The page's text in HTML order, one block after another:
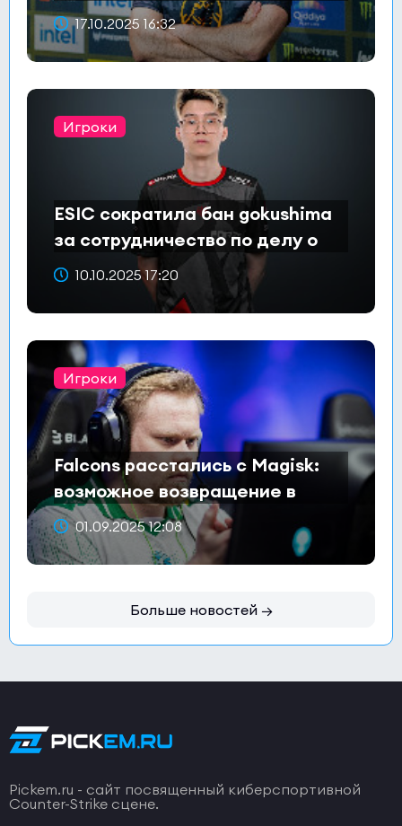
агентом
17.10.2025 16:32
Игроки
ESIC сократила бан gokushima
за сотрудничество по делу о
договорных матчах
10.10.2025 17:20
Игроки
Falcons расстались с Magisk:
возможное возвращение в
Astralis?
01.09.2025 12:08
Больше новостей →
Pickem.ru - сайт посвященный киберспортивной
Counter-Strike сцене.